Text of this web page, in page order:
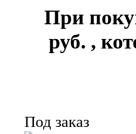
При
руб. ,
Под заказ